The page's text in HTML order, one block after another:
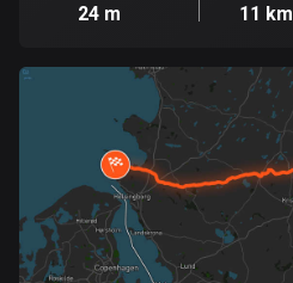
4138 rutter
Finland
3195 rutter
Förenade arabemiraten
132 rutter
Frankrike
7326 rutter
24 m 11 km